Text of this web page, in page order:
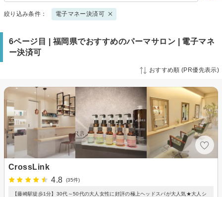
絞り込み条件： 電子マネー決済可
6ページ目 | 福岡県でおすすめのパーマサロン | 電子マネ
ー決済可
おすすめ順 (PR優先表示)
CrossLink
4.8
(35件)
【藤崎駅徒歩1分】30代～50代の大人女性に好評の極上ヘッドスパが大人気★大人シ